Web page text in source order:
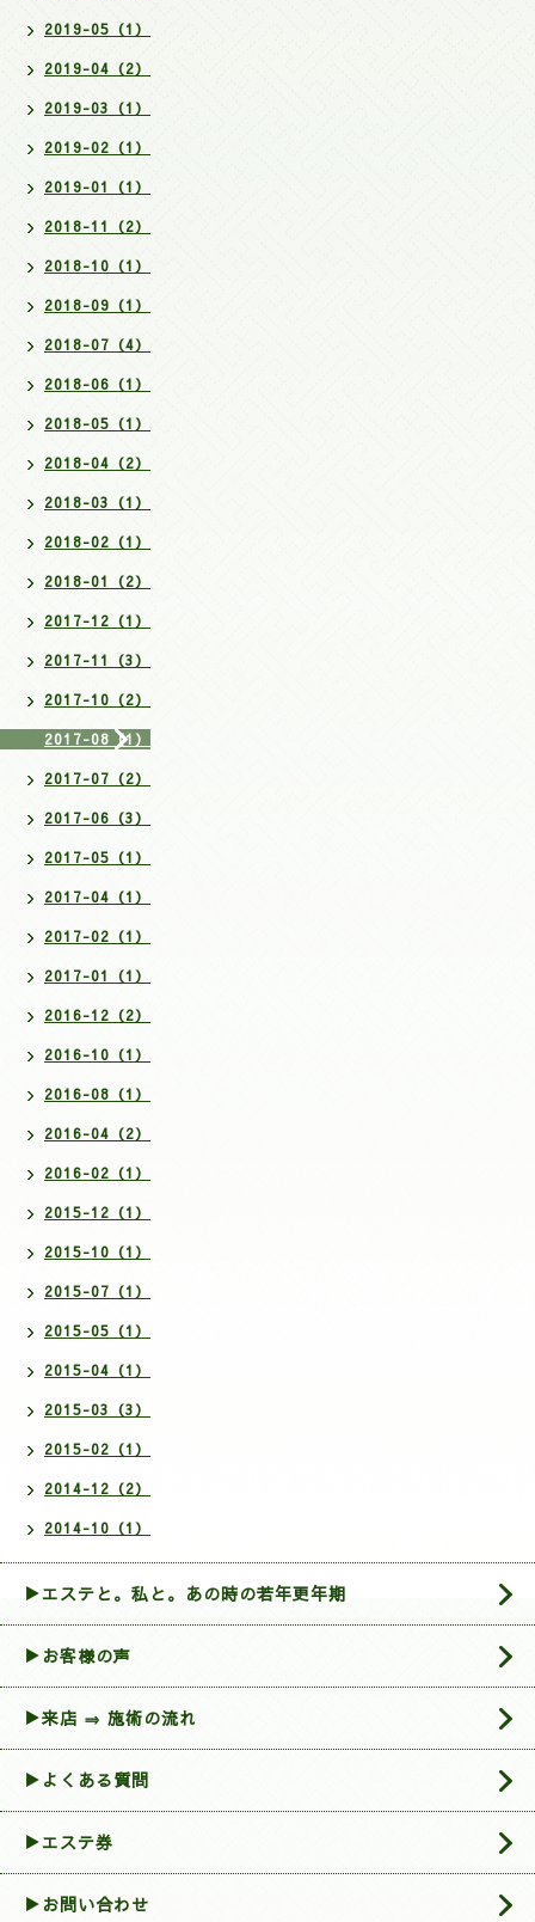
2019-05（1）
2019-04（2）
2019-03（1）
2019-02（1）
2019-01（1）
2018-11（2）
2018-10（1）
2018-09（1）
2018-07（4）
2018-06（1）
2018-05（1）
2018-04（2）
2018-03（1）
2018-02（1）
2018-01（2）
2017-12（1）
2017-11（3）
2017-10（2）
2017-08（1）
2017-07（2）
2017-06（3）
2017-05（1）
2017-04（1）
2017-02（1）
2017-01（1）
2016-12（2）
2016-10（1）
2016-08（1）
2016-04（2）
2016-02（1）
2015-12（1）
2015-10（1）
2015-07（1）
2015-05（1）
2015-04（1）
2015-03（3）
2015-02（1）
2014-12（2）
2014-10（1）
▶エステと。私と。あの時の若年更年期
▶お客様の声
▶来店 ⇒ 施術の流れ
▶よくある質問
▶エステ券
▶お問い合わせ